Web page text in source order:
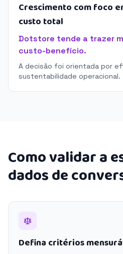
Crescimento com foco
custo total
Dotstore tende a trazer
custo-benefício.
A decisão foi orientada por
sustentabilidade operacional.
Como validar a
dados de
Defina critérios